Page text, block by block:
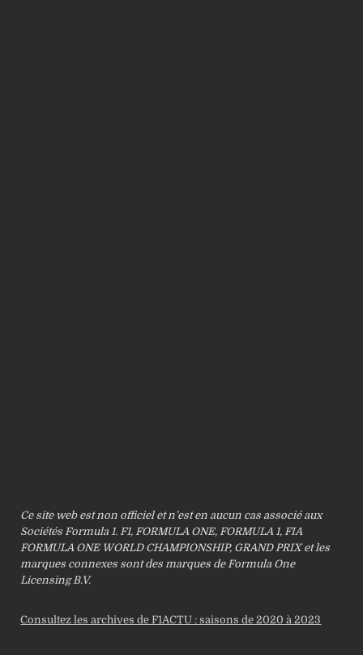
Ce site web est non officiel et n’est en aucun cas associé aux
Sociétés Formula 1. F1, FORMULA ONE, FORMULA 1, FIA
FORMULA ONE WORLD CHAMPIONSHIP, GRAND PRIX et les
marques connexes sont des marques de Formula One
Licensing B.V.
Consultez les archives de F1ACTU : saisons de 2020 à 2023